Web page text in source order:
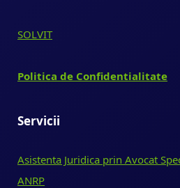
SOLVIT
Politica de Confidentialitate
Servicii
Asistenta Juridica prin Avocat
ANRP